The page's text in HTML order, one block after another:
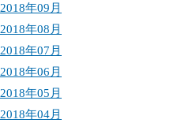
2018年09月
2018年08月
2018年07月
2018年06月
2018年05月
2018年04月